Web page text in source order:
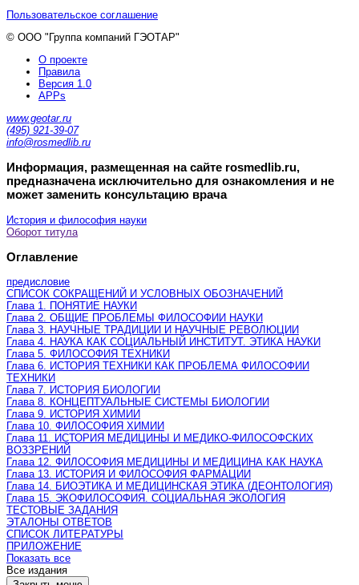
Пользовательское соглашение
© ООО "Группа компаний ГЭОТАР"
О проекте
Правила
Версия 1.0
APPs
www.geotar.ru
(495) 921-39-07
info@rosmedlib.ru
Информация, размещенная на сайте rosmedlib.ru,
предназначена исключительно для ознакомления и не
может заменить консультацию врача
История и философия науки
Оборот титула
Оглавление
предисловие
СПИСОК СОКРАЩЕНИЙ И УСЛОВНЫХ ОБОЗНАЧЕНИЙ
Глава 1. ПОНЯТИЕ НАУКИ
Глава 2. ОБЩИЕ ПРОБЛЕМЫ ФИЛОСОФИИ НАУКИ
Глава 3. НАУЧНЫЕ ТРАДИЦИИ И НАУЧНЫЕ РЕВОЛЮЦИИ
Глава 4. НАУКА КАК СОЦИАЛЬНЫЙ ИНСТИТУТ. ЭТИКА НАУКИ
Глава 5. ФИЛОСОФИЯ ТЕХНИКИ
Глава 6. ИСТОРИЯ ТЕХНИКИ КАК ПРОБЛЕМА ФИЛОСОФИИ
ТЕХНИКИ
Глава 7. ИСТОРИЯ БИОЛОГИИ
Глава 8. КОНЦЕПТУАЛЬНЫЕ СИСТЕМЫ БИОЛОГИИ
Глава 9. ИСТОРИЯ ХИМИИ
Глава 10. ФИЛОСОФИЯ ХИМИИ
Глава 11. ИСТОРИЯ МЕДИЦИНЫ И МЕДИКО-ФИЛОСОФСКИХ
ВОЗЗРЕНИЙ
Глава 12. ФИЛОСОФИЯ МЕДИЦИНЫ И МЕДИЦИНА КАК НАУКА
Глава 13. ИСТОРИЯ И ФИЛОСОФИЯ ФАРМАЦИИ
Глава 14. БИОЭТИКА И МЕДИЦИНСКАЯ ЭТИКА (ДЕОНТОЛОГИЯ)
Глава 15. ЭКОФИЛОСОФИЯ. СОЦИАЛЬНАЯ ЭКОЛОГИЯ
ТЕСТОВЫЕ ЗАДАНИЯ
ЭТАЛОНЫ ОТВЕТОВ
СПИСОК ЛИТЕРАТУРЫ
ПРИЛОЖЕНИЕ
Показать все
Все издания